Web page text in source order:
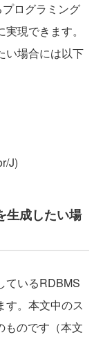
ログラミング
現できます。
い場合には以下
J)
生成したい場
ているRDBMS
す。本文中のス
ものです（本文